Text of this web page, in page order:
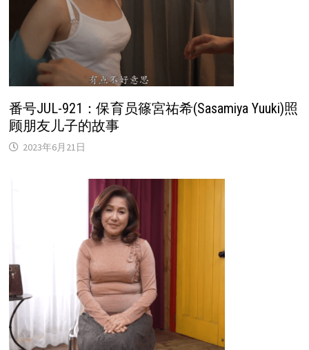
番号JUL-921：保育员篠宮祐希(Sasamiya Yuuki)照
顾朋友儿子的故事
2023年6月21日